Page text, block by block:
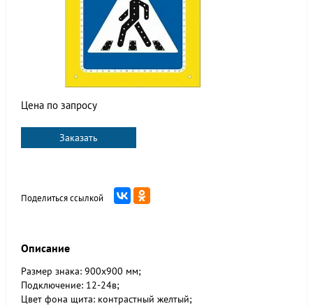
Цена по запросу
Заказать
Поделиться ссылкой
Описание
Размер знака: 900x900 мм;
Подключение: 12-24в;
Цвет фона щита: контрастный желтый;